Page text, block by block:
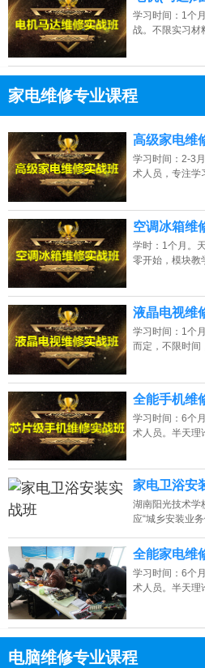
学习时间：1个
战。不限实习
家电维修专业课程
点击免费咨询电话：高级家电维
学习时间：2-3
术人员，专注
空调冰箱维
学时：1个月。
零开始，模块
液晶电视维
学习时间：1个
而定，不限时
全能手机维
学习时间：6个
术人员。半天理
家电卫浴安
湖南阳光技术学
应“城乡安装业
全能家电维
学习时间：6个
术人员。半天
电脑维修专业课程
宁夏的网友正进入本页访问